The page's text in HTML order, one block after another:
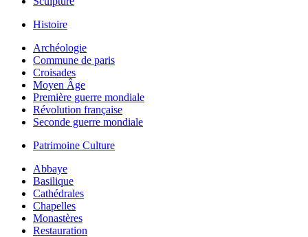
Histoire
Archéologie
Commune de paris
Croisades
Moyen Âge
Première guerre mondiale
Révolution française
Seconde guerre mondiale
Patrimoine Culture
Abbaye
Basilique
Cathédrales
Chapelles
Monastères
Restauration